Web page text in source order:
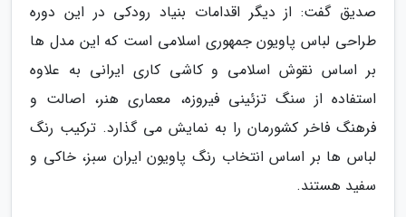
صدیق گفت: از دیگر اقدامات بنیاد رودکی در این دوره
طراحی لباس پاویون جمهوری اسلامی است که این مدل ها
بر اساس نقوش اسلامی و کاشی کاری ایرانی به علاوه
استفاده از سنگ تزئینی فیروزه، معماری هنر، اصالت و
فرهنگ فاخر کشورمان را به نمایش می گذارد. ترکیب رنگ
لباس ها بر اساس انتخاب رنگ پاویون ایران سبز، خاکی و
سفید هستند.